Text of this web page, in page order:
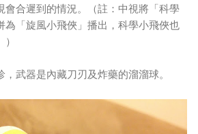
會合遲到的情況。（註：中視將「科學
為「旋風小飛俠」播出，科學小飛俠也
武器是內藏刀刃及炸藥的溜溜球。